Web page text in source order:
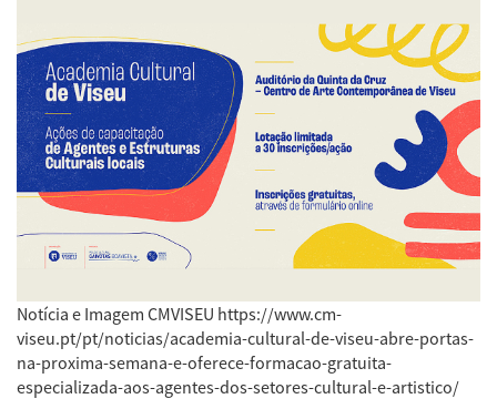
Notícia e Imagem CMVISEU https://www.cm-
viseu.pt/pt/noticias/academia-cultural-de-viseu-abre-portas-
na-proxima-semana-e-oferece-formacao-gratuita-
especializada-aos-agentes-dos-setores-cultural-e-artistico/